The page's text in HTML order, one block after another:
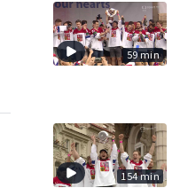
59 min
154 min